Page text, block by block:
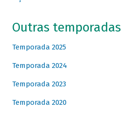
Outras temporadas
Temporada 2025
Temporada 2024
Temporada 2023
Temporada 2020